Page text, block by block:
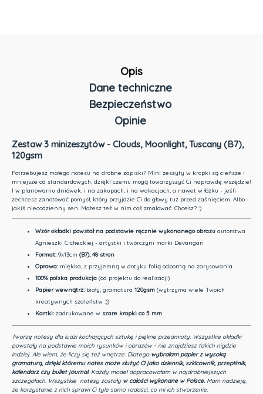
Opis
Dane techniczne
Bezpieczeństwo
Opinie
Zestaw 3 minizeszytów - Clouds, Moonlight, Tuscany (B7),
120gsm
Potrzebujesz małego notesu na drobne zapiski? Mini zeszyty w kropki są cieńsze i
mniejsze od standardowych, dzięki czemu mogą towarzyszyć Ci naprawdę wszędzie!
I w planowaniu dniówek, i na zakupach, i na wakacjach, a nawet w łóżku - jeśli
zechcesz zanotować pomysł, który przyjdzie Ci do głowy tuż przed zaśnięciem. Albo
jakiś niecodzienny sen. Możesz też w nim coś zmalować. Chcesz? :)
Wzór okładki powstał na podstawie ręcznie wykonanego obrazu autorstwa
Agnieszki Cicheckiej - artystki i twórczyni marki Devangari
Format:9x13cm (B7), 48 stron
Oprawa:miękka, z przyjemną w dotyku folią odporną na zarysowania
100% polska produkcja(od projektu do realizacji)
Papier wewnątrz: biały, gramatura 120gsm(wytrzyma wiele Twoich
kreatywnych szaleństw :))
Kartki:zadrukowane w szare kropki co 5 mm
Tworzę notesy dla ludzi kochających sztukę i piękne przedmioty. Wszystkie okładki
powstały na podstawie moich rysunków i obrazów - nie znajdziesz takich nigdzie
indziej. Ale wiem, że liczy się też wnętrze. Dlatego wybrałam papier z wysoką
gramaturą, dzięki któremu notes może służyć Ci jako dziennik, szkicownik, przepiśnik,
kalendarz czy bullet journal. Każdy model dopracowałam w najdrobniejszych
szczegółach. Wszystkie notesy zostały w całości wykonane w Polsce.Mam nadzieję,
że korzystanie z nich sprawi Ci tyle samo radości, co mi ich stworzenie.